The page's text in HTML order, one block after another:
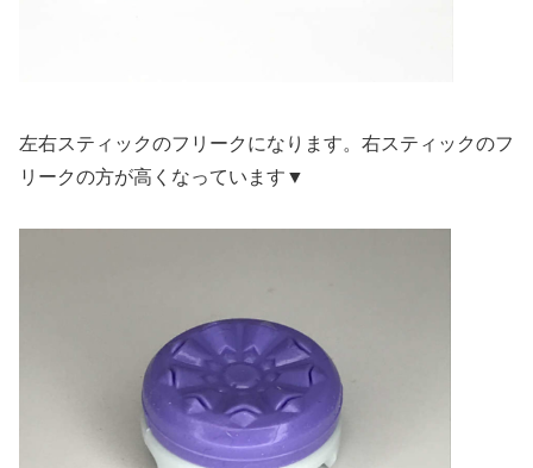
左右スティックのフリークになります。右スティックのフ
リークの方が高くなっています▼